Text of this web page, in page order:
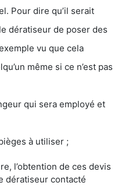
Pour dire qu’il serait
dératiseur de poser des
vu que cela
même si ce n’est pas
qui sera employé et
à utiliser ;
l’obtention de ces devis
dératiseur contacté